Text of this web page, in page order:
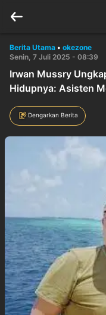
Berita Utama • okezone
Senin, 7 Juli 2025 - 08:39
Irwan Mussry
Hidupnya: Asisten
Dengarkan Berita